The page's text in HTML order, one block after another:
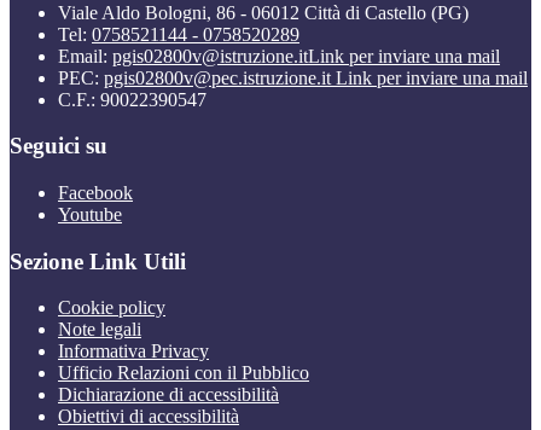
Viale Aldo Bologni, 86 - 06012 Città di Castello (PG)
Tel: 0758521144 - 0758520289
Email: pgis02800v@istruzione.itLink per inviare una mail
PEC: pgis02800v@pec.istruzione.it Link per inviare una mail
C.F.: 90022390547
Seguici su
Facebook
Youtube
Sezione Link Utili
Cookie policy
Note legali
Informativa Privacy
Ufficio Relazioni con il Pubblico
Dichiarazione di accessibilità
Obiettivi di accessibilità